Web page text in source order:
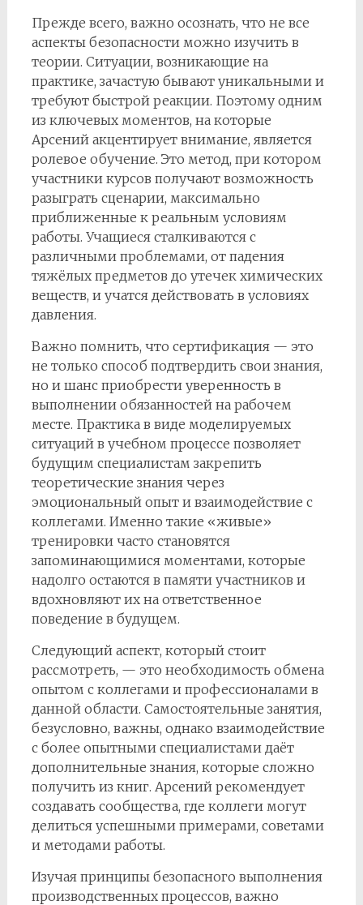
Прежде всего, важно осознать, что не все
аспекты безопасности можно изучить в
теории. Ситуации, возникающие на
практике, зачастую бывают уникальными и
требуют быстрой реакции. Поэтому одним
из ключевых моментов, на которые
Арсений акцентирует внимание, является
ролевое обучение. Это метод, при котором
участники курсов получают возможность
разыграть сценарии, максимально
приближенные к реальным условиям
работы. Учащиеся сталкиваются с
различными проблемами, от падения
тяжёлых предметов до утечек химических
веществ, и учатся действовать в условиях
давления.
Важно помнить, что сертификация — это
не только способ подтвердить свои знания,
но и шанс приобрести уверенность в
выполнении обязанностей на рабочем
месте. Практика в виде моделируемых
ситуаций в учебном процессе позволяет
будущим специалистам закрепить
теоретические знания через
эмоциональный опыт и взаимодействие с
коллегами. Именно такие «живые»
тренировки часто становятся
запоминающимися моментами, которые
надолго остаются в памяти участников и
вдохновляют их на ответственное
поведение в будущем.
Следующий аспект, который стоит
рассмотреть, — это необходимость обмена
опытом с коллегами и профессионалами в
данной области. Самостоятельные занятия,
безусловно, важны, однако взаимодействие
с более опытными специалистами даёт
дополнительные знания, которые сложно
получить из книг. Арсений рекомендует
создавать сообщества, где коллеги могут
делиться успешными примерами, советами
и методами работы.
Изучая принципы безопасного выполнения
производственных процессов, важно